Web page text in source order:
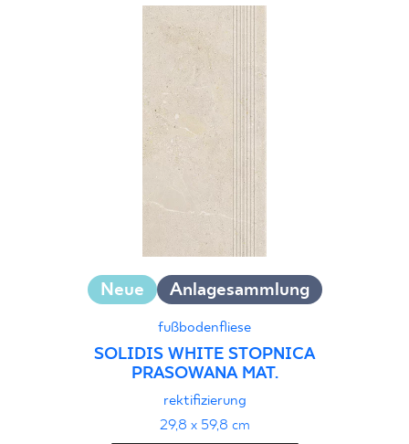
Neue Anlagesammlung
fußbodenfliese
SOLIDIS WHITE STOPNICA
PRASOWANA MAT.
rektifizierung
29,8 x 59,8 cm